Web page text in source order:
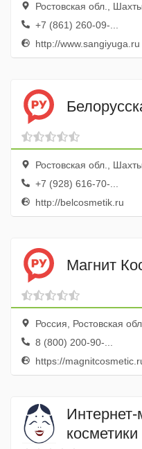
Ростовская обл.,
+7 (861) 260-09-...
http://www.sangiyuga.ru
Ростовская обл.,
+7 (928) 616-70-...
http://belcosmetik.ru
Магнит
Россия, Ростовская
8 (800) 200-90-...
https://
Интернет-